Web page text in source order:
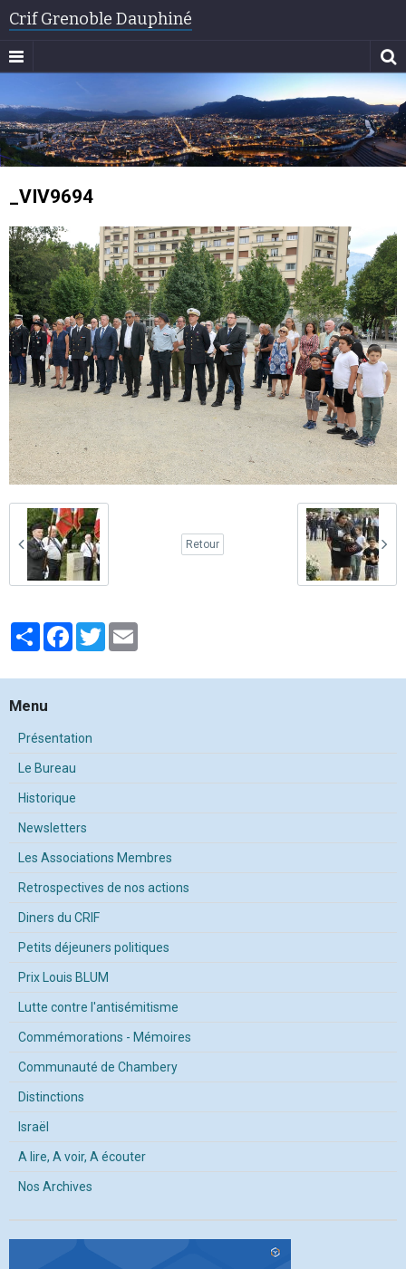
Crif Grenoble Dauphiné
_VIV9694
Retour
PartagerFacebook
Twitter
Menu
Présentation
Le Bureau
Historique
Newsletters
Les Associations Membres
Retrospectives de nos actions
Diners du CRIF
Petits déjeuners politiques
Prix Louis BLUM
Lutte contre l'antisémitisme
Commémorations - Mémoires
Communauté de Chambery
Distinctions
Israël
A lire, A voir, A écouter
Nos Archives